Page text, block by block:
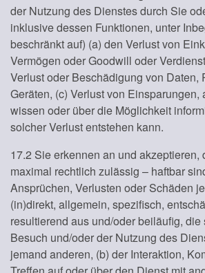
der Nutzung des Dienstes durch Sie
inklusive dessen Funktionen, unter
beschränkt auf) (a) den Verlust von
Vermögen oder Goodwill oder
Verlust oder Beschädigung von Daten,
Geräten, (c) Verlust von Einsparungen,
wissen oder über die Möglichkeit
solcher Verlust entstehen kann.
17.2 Sie erkennen an und akzeptieren,
maximal rechtlich zulässig – haftbar
Ansprüchen, Verlusten oder Schäden
(in)direkt, allgemein, spezifisch,
resultierend aus und/oder beiläufig, die
Besuch und/oder der Nutzung des
jemand anderen, (b) der Interaktion,